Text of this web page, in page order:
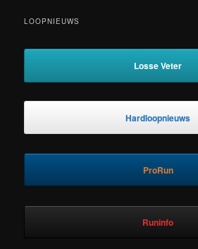
LOOPNIEUWS
Losse Veter
Hardloopnieuws
ProRun
Runinfo